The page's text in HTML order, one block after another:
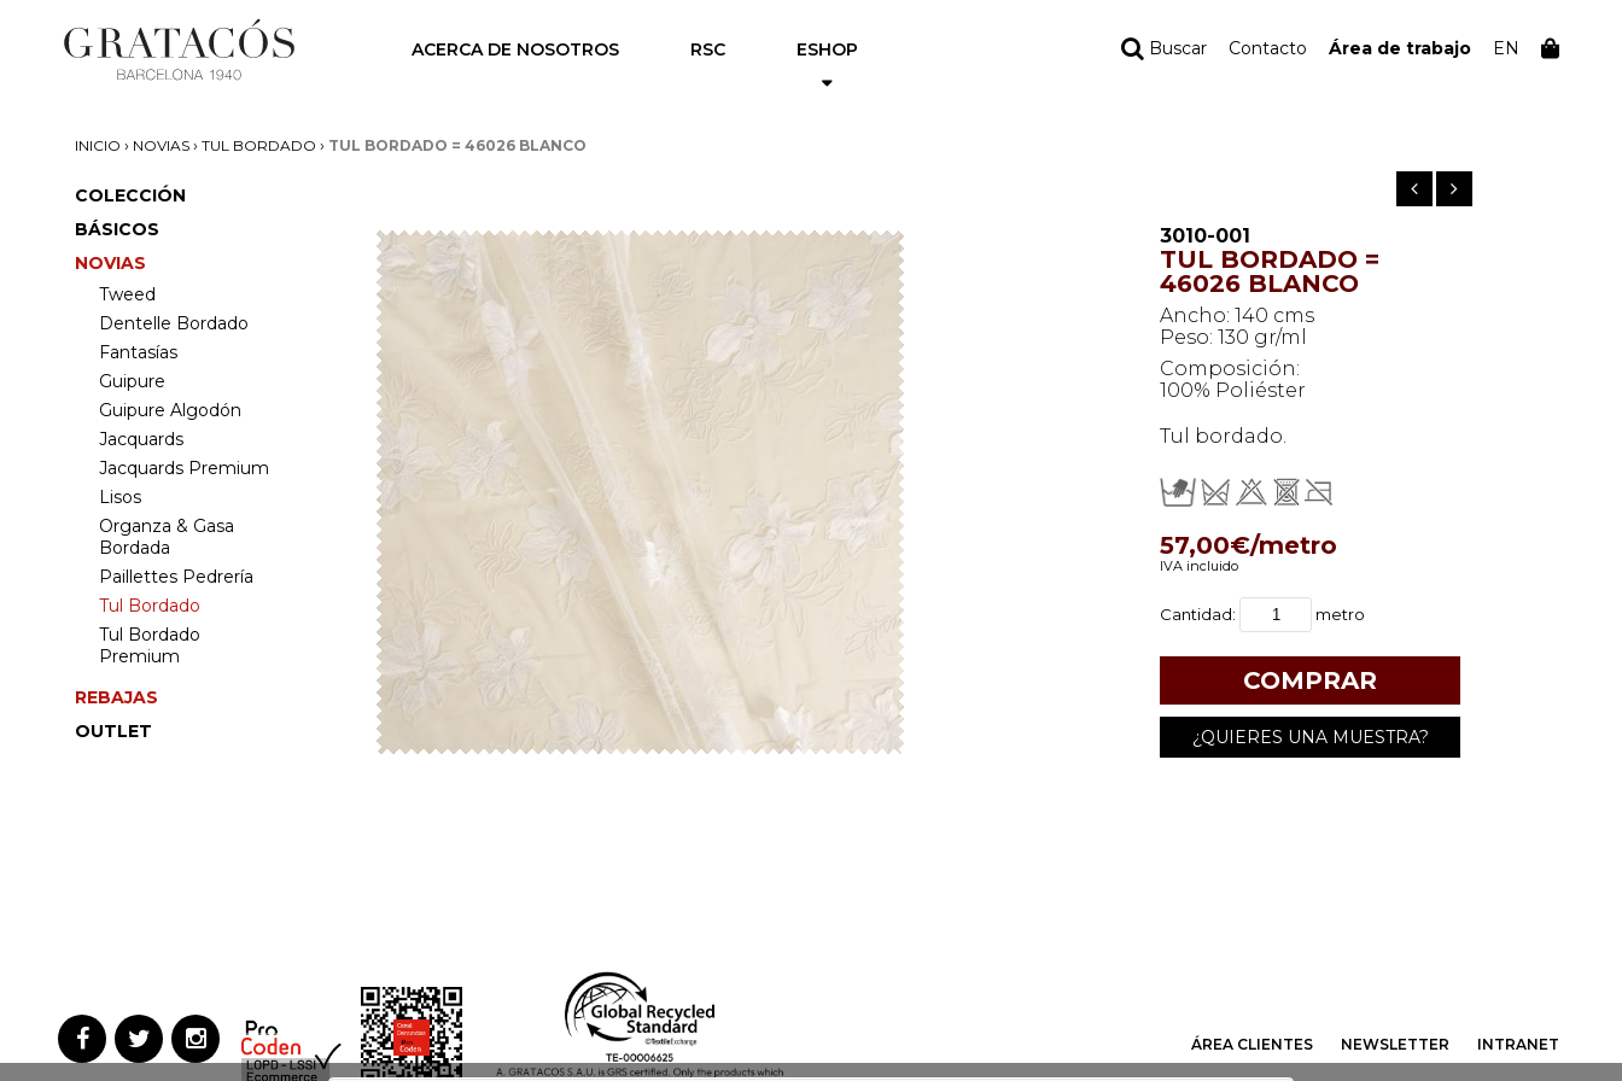
ACERCA DE NOSOTROS RSC ESHOP Buscar Contacto Área de trabajo EN
INICIO › NOVIAS › TUL BORDADO › TUL BORDADO = 46026 BLANCO
COLECCIÓN
BÁSICOS
NOVIAS
Tweed
Dentelle Bordado
Fantasías
Guipure
Guipure Algodón
Jacquards
Jacquards Premium
Lisos
Organza & Gasa
Bordada
Paillettes Pedrería
Tul Bordado
Tul Bordado
Premium
REBAJAS
OUTLET
3010-001
TUL BORDADO =
46026 BLANCO
Ancho: 140 cms
Peso: 130 gr/ml
Composición:
100% Poliéster
Tul bordado.
57,00€/metro
IVA incluido
Cantidad: metro
¿QUIERES UNA MUESTRA?
ÁREA CLIENTES NEWSLETTER INTRANET